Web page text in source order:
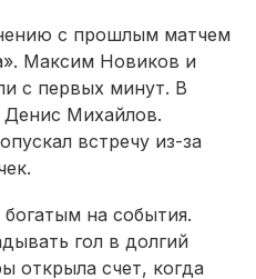
с прошлым матчем
Максим Новиков и
с первых минут. В
Денис Михайлов.
встречу из-за
на события.
гол в долгий
открыла счет, когда